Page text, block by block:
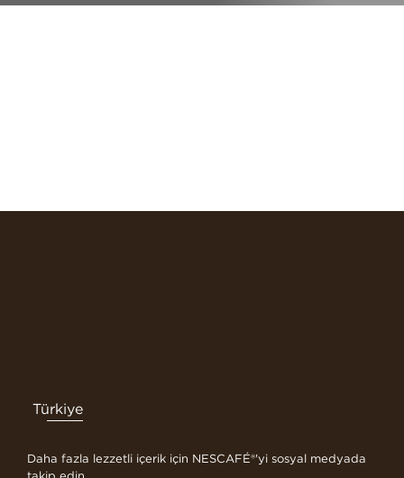
Türkiye
Daha fazla lezzetli içerik için NESCAFÉ®'yi sosyal medyada